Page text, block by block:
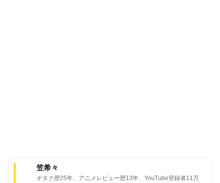
笠希々
オタク歴25年、アニメレビュー歴13年、YouTube登録者11万